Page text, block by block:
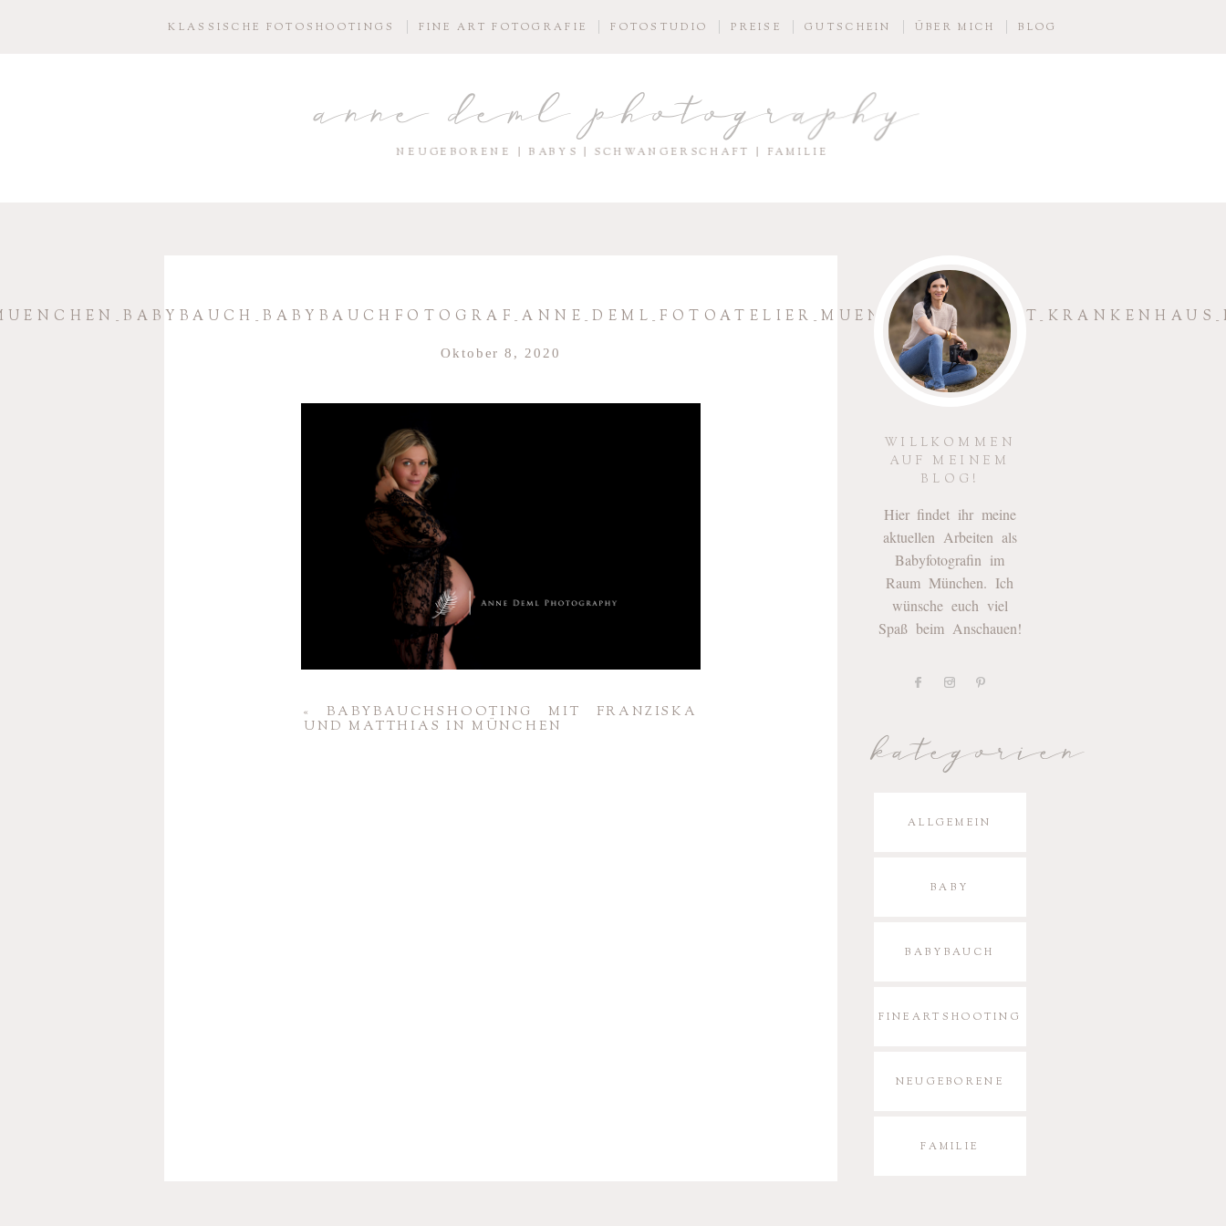
KLASSISCHE FOTOSHOOTINGS FINE ART FOTOGRAFIE FOTOSTUDIO PREISE GUTSCHEIN ÜBER MICH BLOG
NEUGEBORENE | BABYS | SCHWANGERSCHAFT | FAMILIE
anne deml photography
Oktober 8, 2020
«
BABY­BAUCH­SHOO­TING MIT FRAN­ZISKA
UND MATTHIAS IN MÜNCHEN
WILLKOMMEN
AUF MEINEM
BLOG!
Hier findet ihr meine
aktuellen Arbeiten als
Babyfotografin im
Raum München. Ich
wünsche euch viel
Spaß beim Anschauen!
kategorien
ALLGEMEIN
BABY
BABYBAUCH
FINEARTSHOOTING
NEUGEBORENE
FAMILIE